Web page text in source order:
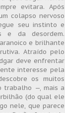
evitara. Após
colapso nervoso
seu instinto e
e da desordem.
e brilhante
Atraído pelo
deve enfrentar
interesse pela
os muitos
trabalho —, mais a
(do qual ele
nele, que parece